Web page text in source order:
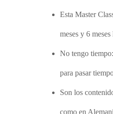
Esta Master
meses y 6
No tengo tiempo
para pasar
Son los
como en